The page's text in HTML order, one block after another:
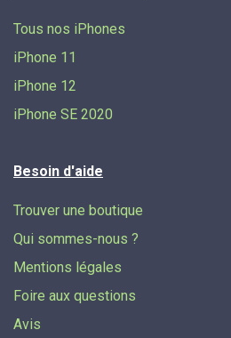
Tous nos iPhones
iPhone 11
iPhone 12
iPhone SE 2020
Besoin d'aide
Trouver une boutique
Qui sommes-nous ?
Mentions légales
Foire aux questions
Avis